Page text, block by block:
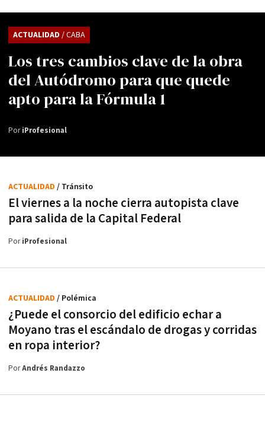
Los tres cambios clave de la obra
del Autódromo para que quede
apto para la Fórmula 1
ACTUALIDAD / CABA
PoriProfesional
El viernes a la noche cierra autopista clave
para salida de la Capital Federal
ACTUALIDAD / Tránsito
PoriProfesional
¿Puede el consorcio del edificio echar a
Moyano tras el escándalo de drogas y corridas
en ropa interior?
ACTUALIDAD / Polémica
PorAndrés Randazzo